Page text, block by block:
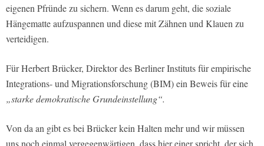
eigenen Pfründe zu sichern. Wenn es darum geht, die soziale
Hängematte aufzuspannen und diese mit Zähnen und Klauen zu
verteidigen.
Für Herbert Brücker, Direktor des Berliner Instituts für empirische
Integrations- und Migrationsforschung (BIM) ein Beweis für eine
„starke demokratische Grundeinstellung“.
Von da an gibt es bei Brücker kein Halten mehr und wir müssen
uns noch einmal vergegenwärtigen, dass hier einer spricht, der sich